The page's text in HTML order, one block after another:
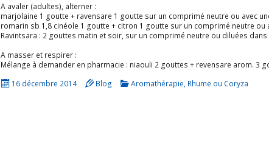
A avaler (adultes), alterner :
marjolaine 1 goutte + ravensare 1 goutte sur un comprimé neutre ou avec
romarin sb 1,8 cinéole 1 goutte + citron 1 goutte sur un comprimé neutre ou
Ravintsara : 2 gouttes matin et soir, sur un comprimé neutre ou diluées dans
A masser et respirer :
16 décembre 2014 Blog Aromathérapie, Rhume ou Coryza